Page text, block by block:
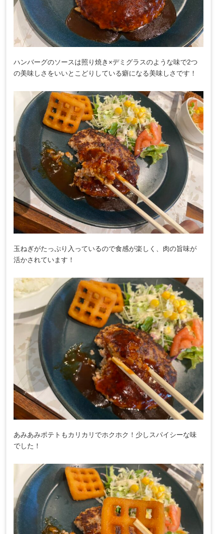
ハンバーグのソースは照り焼き×デミグラスのような味で2つ
の美味しさをいいとこどりしている癖になる美味しさです！
玉ねぎがたっぷり入っているので食感が楽しく、肉の旨味が
活かされています！
あみあみポテトもカリカリでホクホク！少しスパイシーな味
でした！